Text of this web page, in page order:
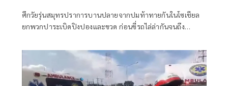
ศึกวัยรุ่นสมุทรปราการบานปลายจากปมท้าทายกันในโซเชียล
ยกพวกปาระเบิดปิงปองและขวด ก่อนขี่รถไล่ล่ากันจนถึง